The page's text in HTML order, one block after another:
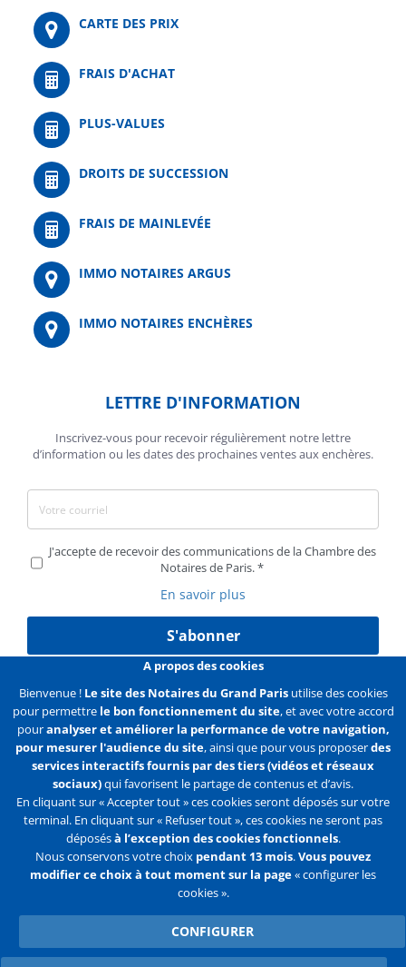
CARTE DES PRIX
FRAIS D'ACHAT
PLUS-VALUES
DROITS DE SUCCESSION
FRAIS DE MAINLEVÉE
IMMO NOTAIRES ARGUS
IMMO NOTAIRES ENCHÈRES
LETTRE D'INFORMATION
Inscrivez-vous pour recevoir régulièrement notre lettre
d’information ou les dates des prochaines ventes aux enchères.
J'accepte de recevoir des communications de la Chambre des
Notaires de Paris.
En savoir plus
S'abonner
Liens Mentions légales Données personnelles
Politique des cookies Configurer les cookies
Liens
2e
ligne
Accueil Contact Plan du site
Flux
FacebookYoutube
Twitter
A propos des cookies
Bienvenue ! Le site des Notaires du Grand Parisutilise des cookies
pour permettre le bon fonctionnement du site, et avec votre accord
pouranalyser et améliorer la performance de votre navigation,
pour mesurer l'audience du site, ainsi que pour vous proposerdes
services interactifs fournis par des tiers (vidéos et réseaux
sociaux)qui favorisent le partage de contenus et d’avis.
En cliquant sur « Accepter tout » ces cookies seront déposés sur votre
terminal. En cliquant sur « Refuser tout », ces cookies ne seront pas
déposésà l’exception des cookies fonctionnels.
Nous conservons votre choix pendant 13 mois.Vous pouvez
modifier ce choix à tout moment sur la page« configurer les
cookies ».
CONFIGURER